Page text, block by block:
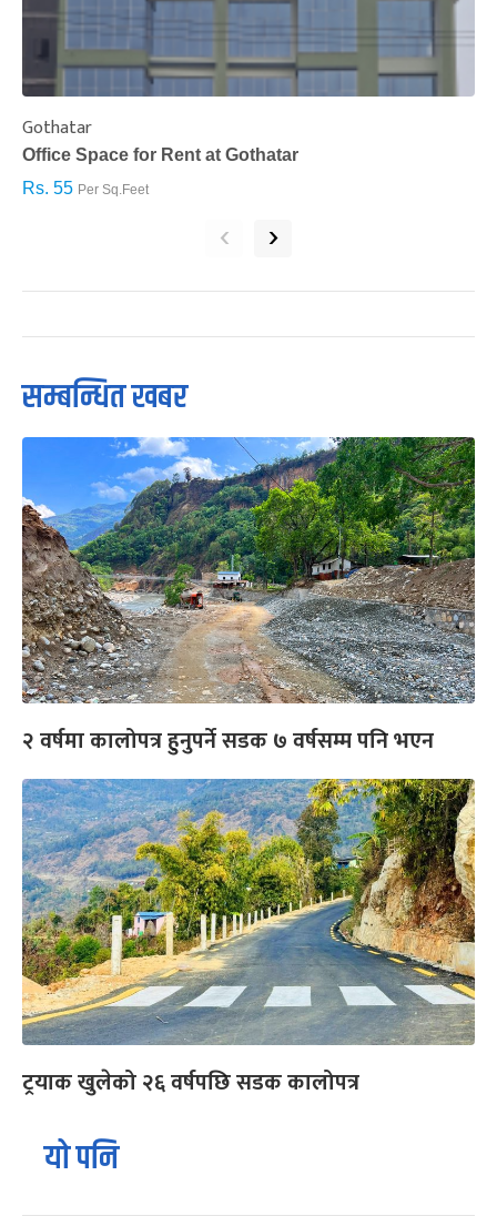
Gothatar
Office Space for Rent at Gothatar
Rs. 55 Per Sq.Feet
‹ ›
सम्बन्धित खबर
२ वर्षमा कालोपत्र हुनुपर्ने सडक ७ वर्षसम्म पनि भएन
ट्रयाक खुलेको २६ वर्षपछि सडक कालोपत्र
यो पनि